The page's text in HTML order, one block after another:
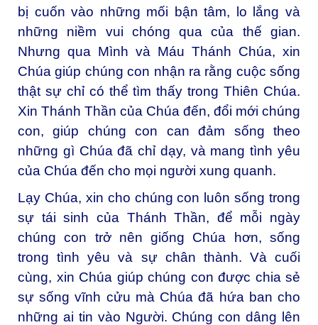
bị cuốn vào những mối bận tâm, lo lắng và
những niềm vui chóng qua của thế gian.
Nhưng qua Mình và Máu Thánh Chúa, xin
Chúa giúp chúng con nhận ra rằng cuộc sống
thật sự chỉ có thể tìm thấy trong Thiên Chúa.
Xin Thánh Thần của Chúa đến, đổi mới chúng
con, giúp chúng con can đảm sống theo
những gì Chúa đã chỉ dạy, và mang tình yêu
của Chúa đến cho mọi người xung quanh.
Lạy Chúa, xin cho chúng con luôn sống trong
sự tái sinh của Thánh Thần, để mỗi ngày
chúng con trở nên giống Chúa hơn, sống
trong tình yêu và sự chân thành. Và cuối
cùng, xin Chúa giúp chúng con được chia sẻ
sự sống vĩnh cửu mà Chúa đã hứa ban cho
những ai tin vào Người. Chúng con dâng lên